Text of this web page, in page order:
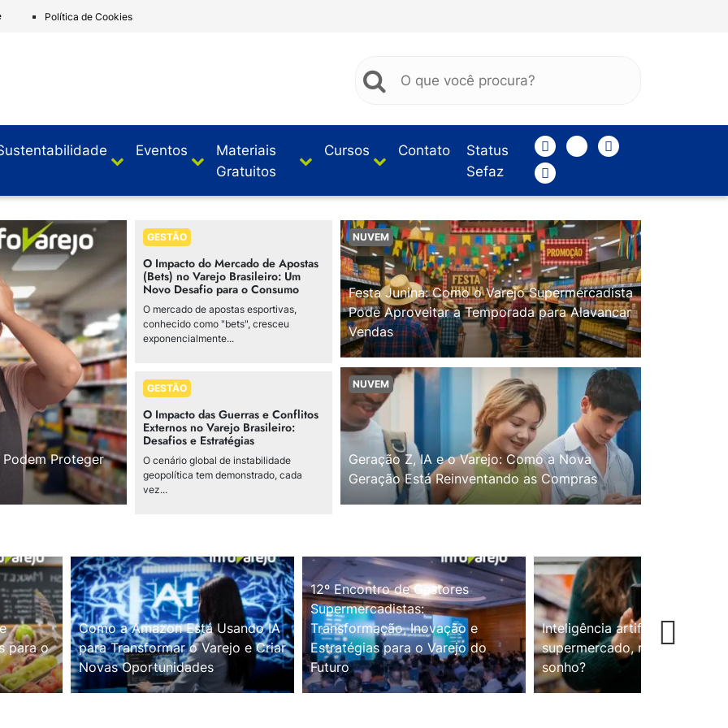
Política de Cookies
Eventos
Materiais
Gratuitos
Cursos Contato
Status
Sefaz
Proteger
GESTÃO
O Impacto do Mercado de Apostas
(Bets) no Varejo Brasileiro: Um
Novo Desafio para o Consumo
O mercado de apostas esportivas,
conhecido como "bets", cresceu
exponencialmente...
GESTÃO
O Impacto das Guerras e Conflitos
Externos no Varejo Brasileiro:
Desafios e Estratégias
O cenário global de instabilidade
geopolítica tem demonstrado, cada
vez...
NUVEM
Festa Junina: Como o Varejo Supermercadista
Pode Aproveitar a Temporada para Alavancar
Vendas
NUVEM
Geração Z, IA e o Varejo: Como a Nova
Geração Está Reinventando as Compras
para o
Como a Amazon Está Usando IA
para Transformar o Varejo e Criar
Novas Oportunidades
12º Encontro de Gestores
Supermercadistas:
Transformação, Inovação e
Estratégias para o Varejo do
Futuro
Inteligência artificial no
supermercado, realidade ou
sonho?